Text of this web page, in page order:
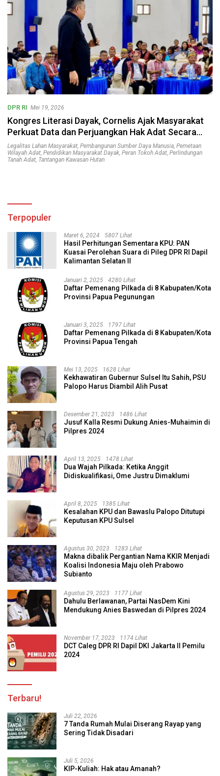
DPR RI Mei 19, 2026
Kongres Literasi Dayak, Cornelis Ajak Masyarakat
Perkuat Data dan Perjuangkan Hak Adat Secara
Konstitusional
Legalitas Lahan Masyarakat, Pembangunan Sumber Daya Manusia, Pemetaan
Wilayah Adat, Pendidikan Masyarakat Dayak, Peran Tokoh Adat, Perlindungan
Tanah Adat, Tantangan Kawasan Hutan
Terpopuler
Maret 6, 2024 5807 Lihat
Hasil Perhitungan Sementara KPU: PAN
Kuasai Perolehan Suara di Pileg DPR RI Dapil
Kalimantan Selatan II
Januari 2, 2025 4280 Lihat
Daftar Pemenang Pilkada di 8 Kabupaten/Kota
Provinsi Papua Pegunungan
Januari 3, 2025 1797 Lihat
Daftar Pemenang Pilkada di 8 Kabupaten/Kota
Provinsi Papua Tengah
Mei 13, 2025 1628 Lihat
Kekhawatiran Gubernur Sulsel Itu Sahih, PSU
Palopo Harus Diambil Alih Pusat
Desember 21, 2023 1486 Lihat
Jusuf Kalla Resmi Dukung Anies-Muhaimin di
Pilpres 2024
April 13, 2025 1478 Lihat
Dua Wajah Pilkada: Ketika Anggit
Didiskualifikasi, Ome Justru Dimaklumi
April 8, 2025 1385 Lihat
Kesalahan KPU dan Bawaslu Palopo Ditutupi
Keputusan KPU Sulsel
Agustus 30, 2023 1283 Lihat
Makna dibalik Pergantian Nama KKIR Menjadi
Koalisi Indonesia Maju oleh Prabowo
Subianto
Agustus 29, 2023 1177 Lihat
Dahulu Berlawanan, Partai NasDem Kini
Mendukung Anies Baswedan di Pilpres 2024
November 17, 2023 1174 Lihat
DCT Caleg DPR RI Dapil DKI Jakarta II Pemilu
2024
Terbaru!
Juli 22, 2026
7 Tanda Rumah Mulai Diserang Rayap yang
Sering Tidak Disadari
Juli 5, 2026
KIP-Kuliah: Hak atau Amanah?